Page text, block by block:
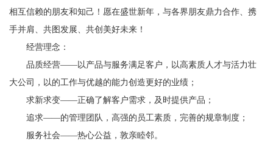
相互信赖的朋友和知己！愿在盛世新年，与各界朋友鼎力合作、携
手并肩、共图发展、共创美好未来！
经营理念：
品质经营——以产品与服务满足客户，以高素质人才与活力壮
大公司，以的工作与优越的能力创造更好的业绩；
求新求变——正确了解客户需求，及时提供产品；
追求——的管理团队，高强的员工素质，完善的规章制度；
服务社会——热心公益，敦亲睦邻。